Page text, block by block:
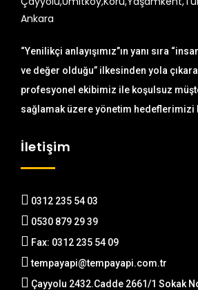
“Yenilikçi anlayışımız”ın yanı sıra
ve değer olduğu” ilkesinden yola
profesyonel ekibimiz ile koşulsuz
sağlamak üzere yönetim
İletişim
0312 235 54 03
0530 879 29 39
Fax: 0312 235 54 09
tempayapi@tempayapi.com.tr
Çayyolu 2432.Cadde 2661/1 Sokak